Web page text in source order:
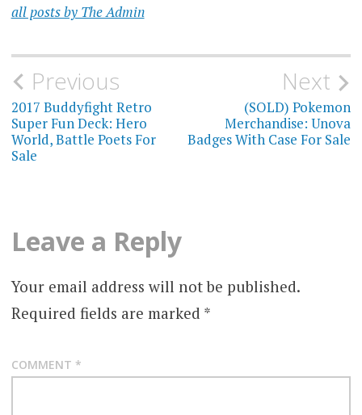
all posts by The Admin
Post
navigation
Previous
2017 Buddyfight Retro
Super Fun Deck: Hero
World, Battle Poets For
Sale
Next
(SOLD) Pokemon
Merchandise: Unova
Badges With Case For Sale
Leave a Reply
Your email address will not be published.
Required fields are marked *
COMMENT *